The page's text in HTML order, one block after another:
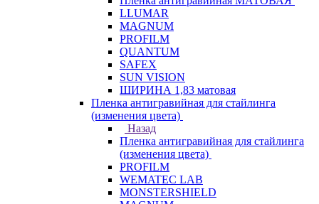
LLUMAR
MAGNUM
PROFILM
QUANTUM
SAFEX
SUN VISION
ШИРИНА 1,83 матовая
Пленка антигравийная для стайлинга
(изменения цвета)
Назад
Пленка антигравийная для стайлинга
(изменения цвета)
PROFILM
WEMATEC LAB
MONSTERSHIELD